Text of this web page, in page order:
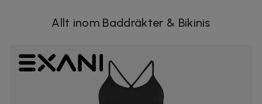
Allt inom Baddräkter & Bikinis